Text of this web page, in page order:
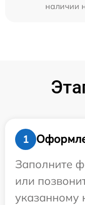
наличии
1
Заполните
или
указанному